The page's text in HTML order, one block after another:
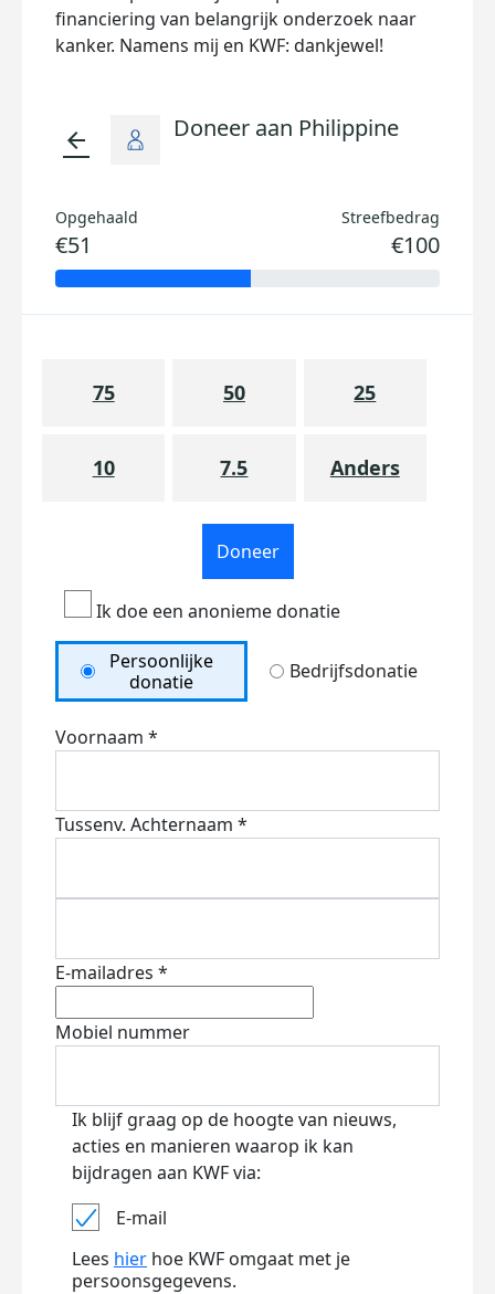
financiering van belangrijk onderzoek naar
kanker. Namens mij en KWF: dankjewel!
arrow_back Doneer aan Philippine
Opgehaald
€51
Streefbedrag
€100
75 50 25
10 7.5 Anders
Doneer
Ik doe een anonieme donatie
Persoonlijke
donatie
Bedrijfsdonatie
Voornaam *
Tussenv. Achternaam *
E-mailadres *
Mobiel nummer
Ik blijf graag op de hoogte van nieuws,
acties en manieren waarop ik kan
bijdragen aan KWF via:
E-mail
Lees hier hoe KWF omgaat met je
persoonsgegevens.